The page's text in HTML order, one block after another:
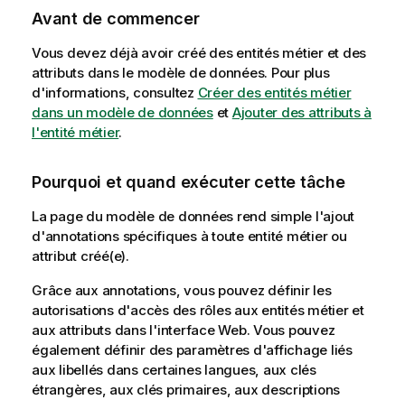
a
b
l
i
t
y
n
t
e
Avant de commencer
Vous devez déjà avoir créé des entités métier et des
attributs dans le modèle de données. Pour plus
d'informations, consultez Créer des entités métier
dans un modèle de donnéeset Ajouter des attributs à
l'entité métier.
Pourquoi et quand exécuter cette tâche
La page du modèle de données rend simple l'ajout
d'annotations spécifiques à toute entité métier ou
attribut créé(e).
Grâce aux annotations, vous pouvez définir les
autorisations d'accès des rôles aux entités métier et
aux attributs dans l'interface Web. Vous pouvez
également définir des paramètres d'affichage liés
aux libellés dans certaines langues, aux clés
étrangères, aux clés primaires, aux descriptions